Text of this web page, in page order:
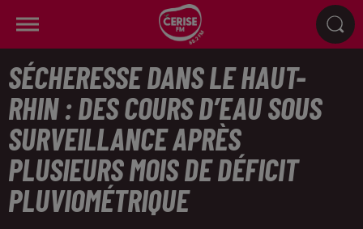
SÉCHERESSE DANS LE HAUT-
RHIN : DES COURS D’EAU SOUS
SURVEILLANCE APRÈS
PLUSIEURS MOIS DE DÉFICIT
PLUVIOMÉTRIQUE